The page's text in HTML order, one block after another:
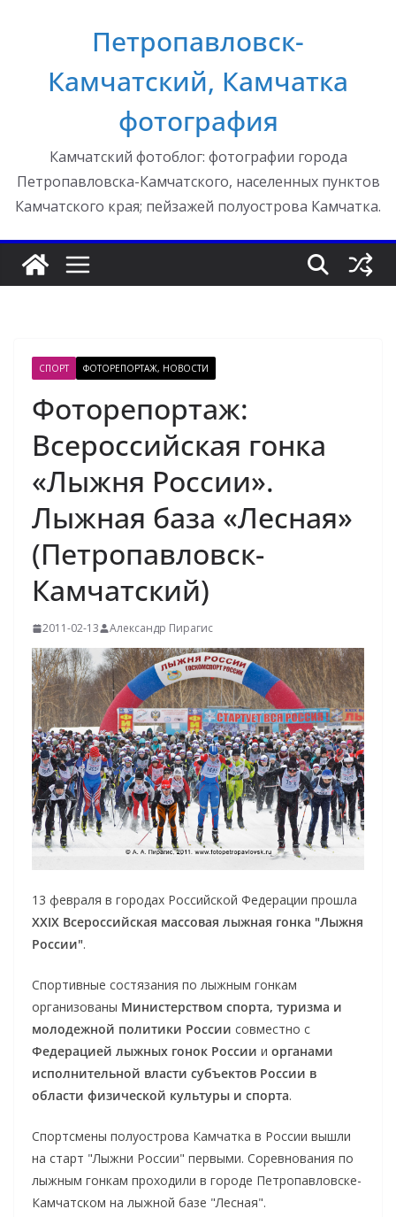
Петропавловск-
Камчатский, Камчатка
фотография
Камчатский фотоблог: фотографии города
Петропавловска-Камчатского, населенных пунктов
Камчатского края; пейзажей полуострова Камчатка.
СПОРТ ФОТОРЕПОРТАЖ, НОВОСТИ
Фоторепортаж:
Всероссийская гонка
«Лыжня России».
Лыжная база «Лесная»
(Петропавловск-
Камчатский)
2011-02-13 Александр Пирагис
13 февраля в городах Российской Федерации прошла
XXIX Всероссийская массовая лыжная гонка "Лыжня
России".
Спортивные состязания по лыжным гонкам
организованы Министерством спорта, туризма и
молодежной политики России совместно с
Федерацией лыжных гонок России и органами
исполнительной власти субъектов России в
области физической культуры и спорта.
Спортсмены полуострова Камчатка в России вышли
на старт "Лыжни России" первыми. Соревнования по
лыжным гонкам проходили в городе Петропавловске-
Камчатском на лыжной базе "Лесная".